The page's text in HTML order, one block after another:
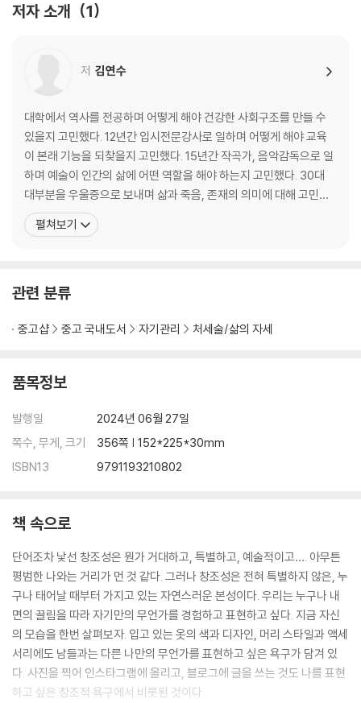
03 창조성은 경험하는 것이다 66
1주 창조성이 꽃필 수 있는 환경 조성하기
01 공간이 바뀌면 사람이 바뀐다 76
02 Doing보다 중요한 Non-doing 83
03 가장 중요한 환경은 사람 88
창조성을 깨우는 과제 97
2주 창조성이 자라날 수 있는 내면 환경 점검하기
01 모든 일의 0순위는 자기 존중 106
04 용기는 믿음에서 나온다 125
02 남들처럼 살고 싶은 욕망 vs 내가 되고 싶은 욕망 145
04 창조는 편집이다 157
창조성을 깨우는 과제 163
02 나 보기를 남 보듯 하라 184
04 문제를 발견해야 창조가 시작된다 195
창조성을 깨우는 과제 200
5주 창조를 시작하지 못하는 두려움 넘어가기
01 유일하게 확실한 것은 불확실함뿐 206
02 창조의 여정은 실패의 향연 212
03 모든 장애물은 수치심에서 비롯된다 220
04 두려움은 사라지지 않는다 226
저자 소개 1
저 김연수
대학에서 역사를 전공하며 어떻게 해야 건강한 사회구조를 만들 수
있을지 고민했다. 12년간 입시전문강사로 일하며 어떻게 해야 교육
이 본래 기능을 되찾을지 고민했다. 15년간 작곡가, 음악감독으로 일
하며 예술이 인간의 삶에 어떤 역할을 해야 하는지 고민했다. 30대
대부분을 우울증으로 보내며 삶과 죽음, 존재의 의미에 대해 고민했
다. 이후 심리상담사로 사람들의 마음을 치유하며 보다 쉽고 본질적
인 치유와 성장을 이끌어낼 방법을 고민했다. 고민의 답을 찾아 사회
펼쳐보기
관련 분류
중고샵 중고 국내도서 자기관리 처세술/삶의 자세
품목정보
발행일
2024년 06월 27일
쪽수, 무게, 크기
356쪽 | 152*225*30mm
ISBN13
9791193210802
책 속으로
단어조차 낯선 창조성은 뭔가 거대하고, 특별하고, 예술적이고…. 아무튼
평범한 나와는 거리가 먼 것 같다. 그러나 창조성은 전혀 특별하지 않은, 누
구나 태어날 때부터 가지고 있는 자연스러운 본성이다. 우리는 누구나 내
면의 끌림을 따라 자기만의 무언가를 경험하고 표현하고 싶다. 지금 자신
의 모습을 한번 살펴보자. 입고 있는 옷의 색과 디자인, 머리 스타일과 액세
서리에도 남들과는 다른 나만의 무언가를 표현하고 싶은 욕구가 담겨 있
다. 사진을 찍어 인스타그램에 올리고, 블로그에 글을 쓰는 것도 나를 표현
하고 싶은 창조적 욕구에서 비롯된 것이다.